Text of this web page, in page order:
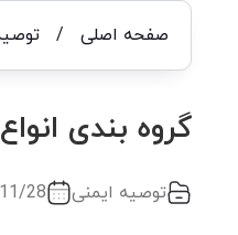
صفحه اصلی /
گروه بندی
توصیه ایمنی 28